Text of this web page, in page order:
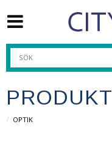
PRODUKT
OPTIK